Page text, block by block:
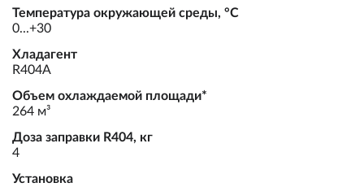
Температура окружающей среды, °С
0...+30
Хладагент
R404А
Объем охлаждаемой площади*
264 м³
Доза заправки R404, кг
4
Установка